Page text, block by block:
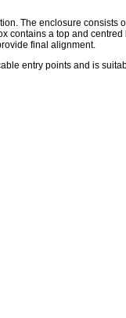
The enclosure consists
contains a top and centred
final alignment.
entry points and is